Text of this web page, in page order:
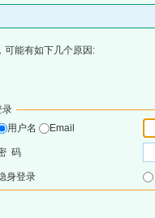
可能有如下几个原因:
录
用户名
Email
码
身登录